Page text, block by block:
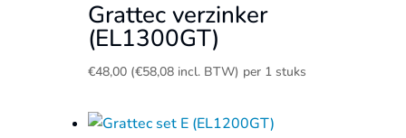
Grattec verzinker
(EL1300GT)
€48,00 (€58,08incl. BTW) per 1 stuks